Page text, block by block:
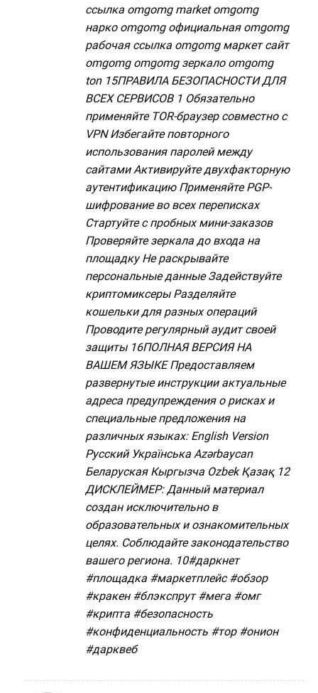
ссылка omgomg market omgomg
нарко omgomg официальная omgomg
рабочая ссылка omgomg маркет сайт
omgomg omgomg зеркало omgomg
ton 15ПРАВИЛА БЕЗОПАСНОСТИ ДЛЯ
ВСЕХ СЕРВИСОВ 1 Обязательно
применяйте TOR-браузер совместно с
VPN Избегайте повторного
использования паролей между
сайтами Активируйте двухфакторную
аутентификацию Применяйте PGP-
шифрование во всех переписках
Стартуйте с пробных мини-заказов
Проверяйте зеркала до входа на
площадку Не раскрывайте
персональные данные Задействуйте
криптомиксеры Разделяйте
кошельки для разных операций
Проводите регулярный аудит своей
защиты 16ПОЛНАЯ ВЕРСИЯ НА
ВАШЕМ ЯЗЫКЕ Предоставляем
развернутые инструкции актуальные
адреса предупреждения о рисках и
специальные предложения на
различных языках: English Version
Русский Українська Azərbaycan
Беларуская Кыргызча Ozbek Қазақ 12
ДИСКЛЕЙМЕР: Данный материал
создан исключительно в
образовательных и ознакомительных
целях. Соблюдайте законодательство
вашего региона. 10#даркнет
#площадка #маркетплейс #обзор
#кракен #блэкспрут #мега #омг
#крипта #безопасность
#конфиденциальность #тор #онион
#дарквеб